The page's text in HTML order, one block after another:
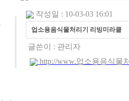
작성일 : 10-03-03 16:01
업소용음식물처리기 리빙미라클
글쓴이 : 관리자
http://www.업소용음식물